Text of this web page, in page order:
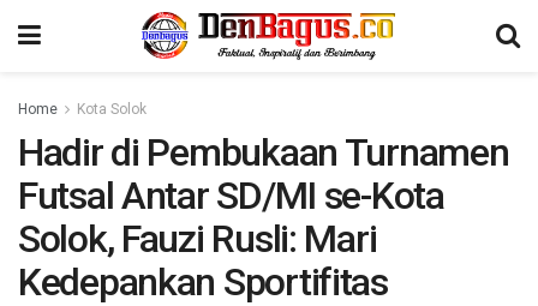
Home Kota Solok
Hadir di Pembukaan Turnamen
Futsal Antar SD/MI se-Kota
Solok, Fauzi Rusli: Mari
Kedepankan Sportifitas